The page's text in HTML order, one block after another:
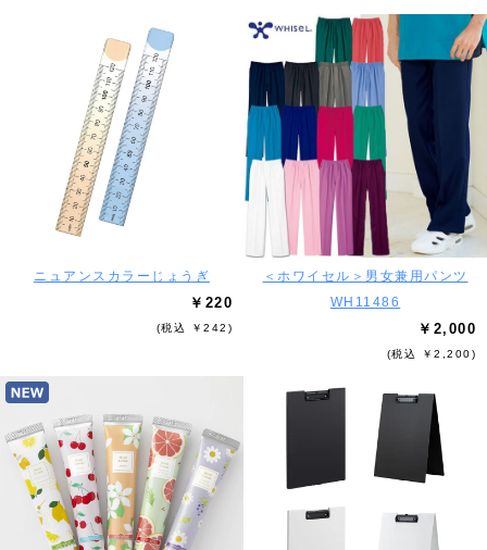
ニュアンスカラーじょうぎ
￥220
(税込 ￥242)
＜ホワイセル＞男女兼用パンツ
WH11486
￥2,000
(税込 ￥2,200)